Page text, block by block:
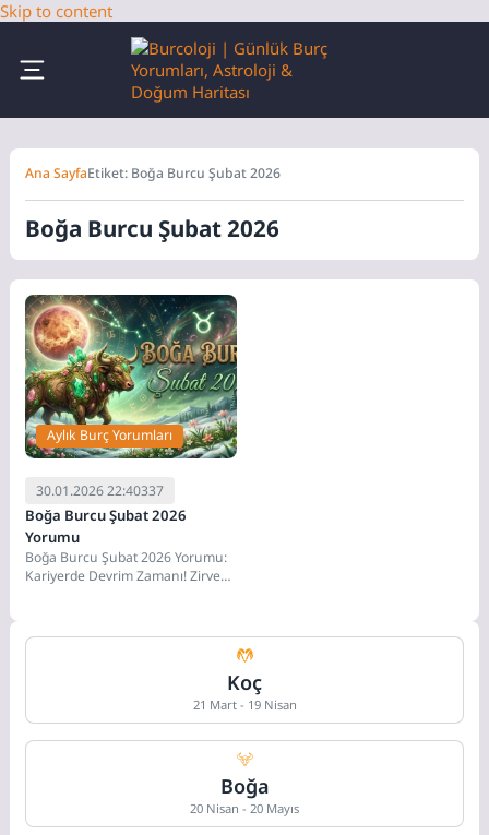
Skip to content
Ana SayfaEtiket: Boğa Burcu Şubat 2026
Boğa Burcu Şubat 2026
Aylık Burç Yorumları
30.01.2026 22:40337
Boğa Burcu Şubat 2026
Yorumu
Boğa Burcu Şubat 2026 Yorumu:
Kariyerde Devrim Zamanı! Zirveye
Koç
21 Mart - 19 Nisan
Boğa
20 Nisan - 20 Mayıs